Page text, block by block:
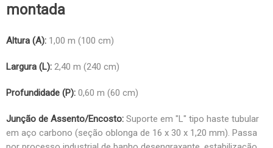
montada
Altura (A): 1,00 m (100 cm)
Largura (L): 2,40 m (240 cm)
Profundidade (P): 0,60 m (60 cm)
Junção de Assento/Encosto: Suporte em "L" tipo haste tubular
em aço carbono (seção oblonga de 16 x 30 x 1,20 mm). Passa